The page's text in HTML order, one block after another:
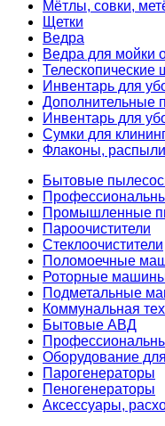
Мётлы, совки,
Щетки
Ведра
Ведра для мойки
Телескопические
Инвентарь для
Дополнительные
Инвентарь для
Сумки для
Флаконы,
Бытовые
Промышленные
Пароочистители
Стеклоочистители
Поломоечные
Роторные
Подметальные
Коммунальная
Бытовые АВД
Оборудование
Парогенераторы
Пеногенераторы
Аксессуары,